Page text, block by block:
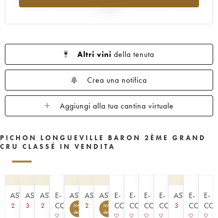
1940 1938
1916
Altri vini della tenuta
Crea una notifica
Aggiungi alla tua cantina virtuale
PICHON LONGUEVILLE BARON 2ÈME GRAND
CRU CLASSÉ IN VENDITA
ASTA
2
ASTA
3
ASTA
2
E-
COMMERCE
ASTA
IVA
detraibile
ASTA
2
ASTA
IVA
detraibile
E-
COMMERCE
E-
COMMERCE
E-
COMMERCE
E-
COMMERCE
ASTA
3
E-
E-